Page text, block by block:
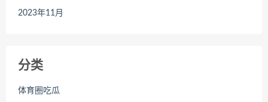
2023年11月
分类
体育圈吃瓜